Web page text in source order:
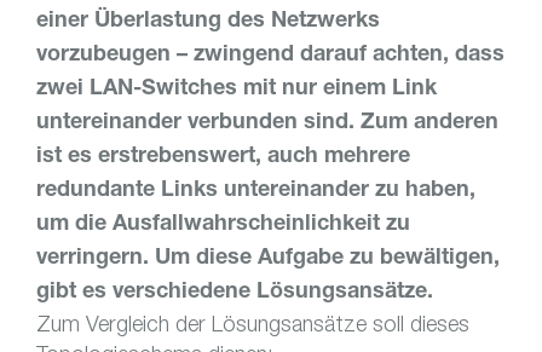
einer Überlastung des Netzwerks
vorzubeugen – zwingend darauf achten, dass
zwei LAN-Switches mit nur einem Link
untereinander verbunden sind. Zum anderen
ist es erstrebenswert, auch mehrere
redundante Links untereinander zu haben,
um die Ausfallwahrscheinlichkeit zu
verringern. Um diese Aufgabe zu bewältigen,
gibt es verschiedene Lösungsansätze.
Zum Vergleich der Lösungsansätze soll dieses